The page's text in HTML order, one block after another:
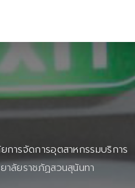
การจัดการอุตสาหกรรมบริการ
าลัยราชภัฏสวนสุนันทา